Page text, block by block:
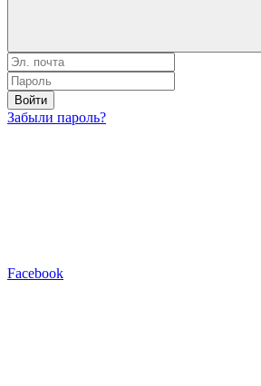
Войти
Забыли пароль?
Facebook